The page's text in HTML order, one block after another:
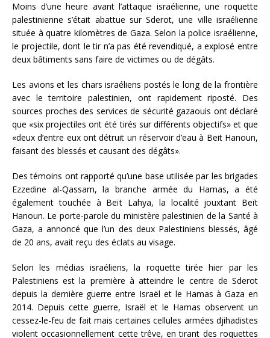
Moins d’une heure avant l’attaque israélienne, une roquette
palestinienne s’était abattue sur Sderot, une ville israélienne
située à quatre kilomètres de Gaza. Selon la police israélienne,
le projectile, dont le tir n’a pas été revendiqué, a explosé entre
deux bâtiments sans faire de victimes ou de dégâts.
Les avions et les chars israéliens postés le long de la frontière
avec le territoire palestinien, ont rapidement riposté. Des
sources proches des services de sécurité gazaouis ont déclaré
que «six projectiles ont été tirés sur différents objectifs» et que
«deux d’entre eux ont détruit un réservoir d’eau à Beit Hanoun,
faisant des blessés et causant des dégâts».
Des témoins ont rapporté qu’une base utilisée par les brigades
Ezzedine al-Qassam, la branche armée du Hamas, a été
également touchée à Beït Lahya, la localité jouxtant Beït
Hanoun. Le porte-parole du ministère palestinien de la Santé à
Gaza, a annoncé que l’un des deux Palestiniens blessés, âgé
de 20 ans, avait reçu des éclats au visage.
Selon les médias israéliens, la roquette tirée hier par les
Palestiniens est la première à atteindre le centre de Sderot
depuis la dernière guerre entre Israël et le Hamas à Gaza en
2014. Depuis cette guerre, Israël et le Hamas observent un
cessez-le-feu de fait mais certaines cellules armées djihadistes
violent occasionnellement cette trêve, en tirant des roquettes